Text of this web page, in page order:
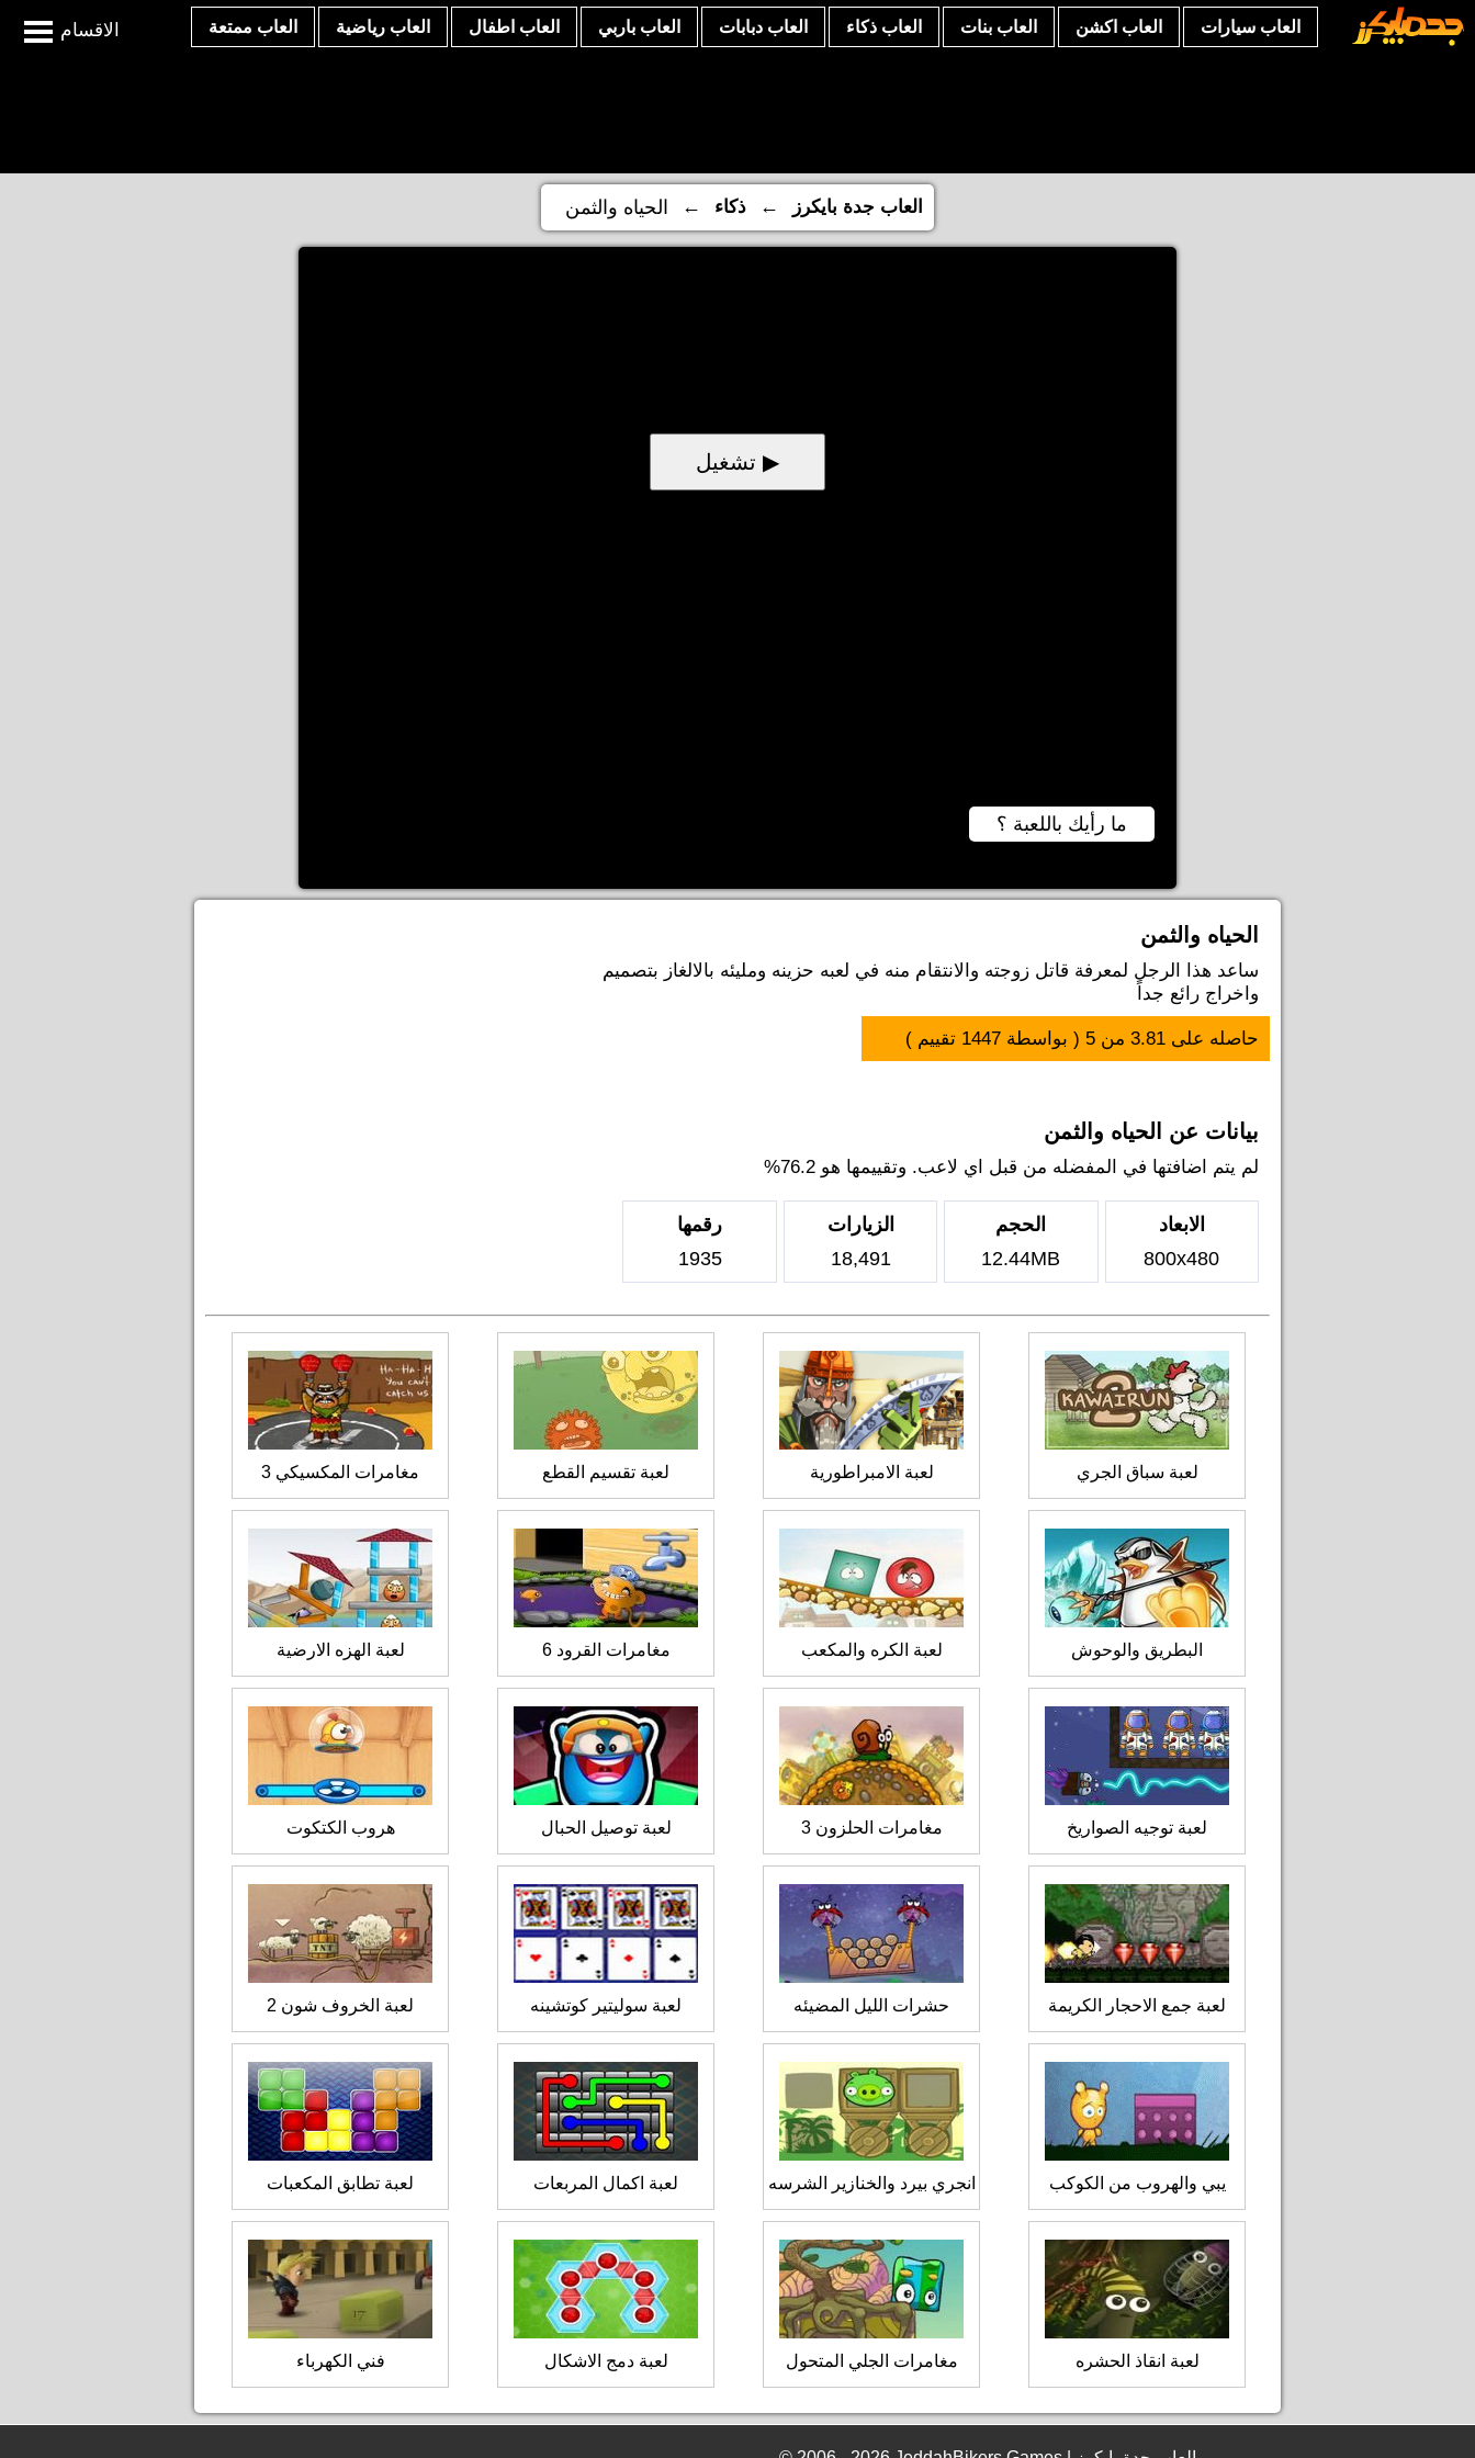
الاقسام العاب سيارات العاب اكشن العاب بنات العاب ذكاء العاب دبابات العاب باربي العاب اطفال العاب رياضية العاب ممتعة
العاب جدة بايكرز ← ذكاء ← الحياه والثمن
▶ تشغيل
ما رأيك باللعبة ؟
الحياه والثمن
ساعد هذا الرجل لمعرفة قاتل زوجته والانتقام منه في لعبه حزينه ومليئه بالالغاز بتصميم
واخراج رائع جداً
حاصله على 3.81 من 5 ( بواسطة 1447 تقييم )
بيانات عن الحياه والثمن
لم يتم اضافتها في المفضله من قبل اي لاعب. وتقييمها هو 76.2%
الابعاد
800x480
الحجم
12.44MB
الزيارات
18,491
رقمها
1935
لعبة سباق الجري لعبة الامبراطورية لعبة تقسيم القطع مغامرات المكسيكي 3
البطريق والوحوش لعبة الكره والمكعب مغامرات القرود 6 لعبة الهزه الارضية
لعبة توجيه الصواريخ مغامرات الحلزون 3 لعبة توصيل الحبال هروب الكتكوت
لعبة جمع الاحجار الكريمة حشرات الليل المضيئه لعبة سوليتير كوتشينه لعبة الخروف شون 2
يبي والهروب من الكوكب انجري بيرد والخنازير الشرسه لعبة اكمال المربعات لعبة تطابق المكعبات
لعبة انقاذ الحشره مغامرات الجلي المتحول لعبة دمج الاشكال فني الكهرباء